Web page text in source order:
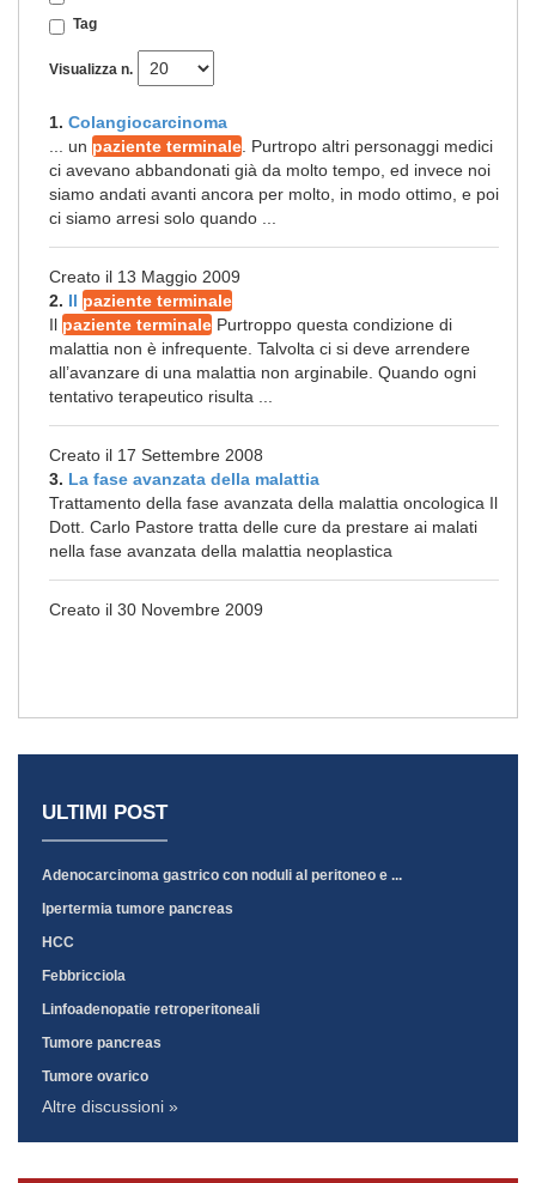
Tag
Visualizza n.
1. Colangiocarcinoma
... un paziente terminale . Purtropo altri personaggi medici
ci avevano abbandonati già da molto tempo, ed invece noi
siamo andati avanti ancora per molto, in modo ottimo, e poi
ci siamo arresi solo quando ...
Creato il 13 Maggio 2009
2. Il paziente terminale
Il paziente terminale Purtroppo questa condizione di
malattia non è infrequente. Talvolta ci si deve arrendere
all’avanzare di una malattia non arginabile. Quando ogni
tentativo terapeutico risulta ...
Creato il 17 Settembre 2008
3. La fase avanzata della malattia
Trattamento della fase avanzata della malattia oncologica Il
Dott. Carlo Pastore tratta delle cure da prestare ai malati
nella fase avanzata della malattia neoplastica
Creato il 30 Novembre 2009
ULTIMI POST
Adenocarcinoma gastrico con noduli al peritoneo e ...
Ipertermia tumore pancreas
HCC
Febbricciola
Linfoadenopatie retroperitoneali
Tumore pancreas
Tumore ovarico
Altre discussioni »